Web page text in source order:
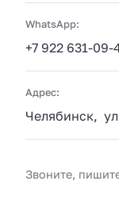
WhatsApp:
+7 922 631-09-
Адрес:
Челябинск,
Звоните,